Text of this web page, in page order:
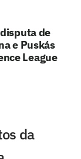
de
e Puskás
League
da